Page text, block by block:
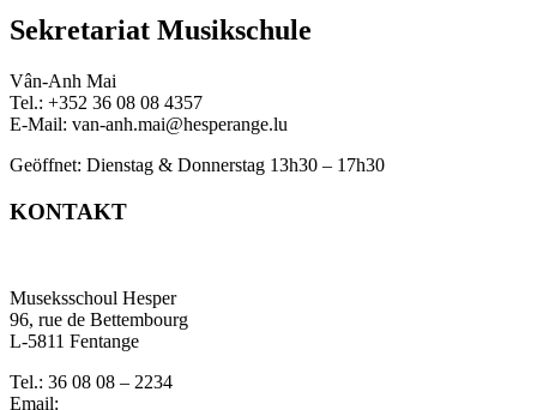
Sekretariat Musikschule
Vân-Anh Mai
Tel.: +352 36 08 08 4357
E-Mail: van-anh.mai@hesperange.lu
Geöffnet: Dienstag & Donnerstag 13h30 – 17h30
KONTAKT
Museksschoul Hesper
96, rue de Bettembourg
L-5811 Fentange
Tel.: 36 08 08 – 2234
Email: